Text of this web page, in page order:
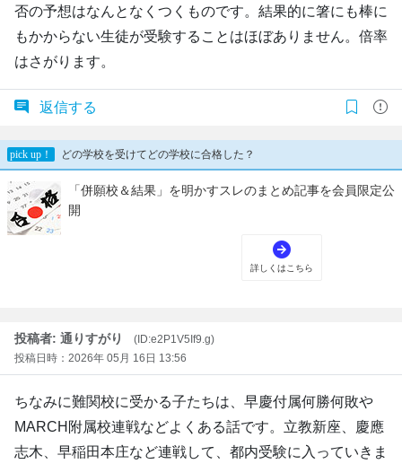
否の予想はなんとなくつくものです。結果的に箸にも棒に
もかからない生徒が受験することはほぼありません。倍率
はさがります。
返信する
投稿者: 通りすがり
(ID:e2P1V5If9.g)
投稿日時：2026年 05月 16日 13:56
ちなみに難関校に受かる子たちは、早慶付属何勝何敗や
MARCH附属校連戦などよくある話です。立教新座、慶應
志木、早稲田本庄など連戦して、都内受験に入っていきま